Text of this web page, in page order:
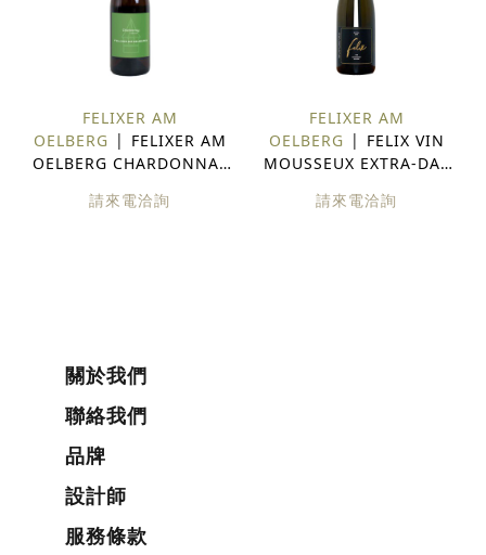
FELIXER AM
OELBERG
FELIXER AM
OELBERG CHARDONNAY
請來電洽詢
FELIXER AM
OELBERG
FELIX VIN
MOUSSEUX EXTRA-DAY
請來電洽詢
關於我們
聯絡我們
品牌
設計師
服務條款